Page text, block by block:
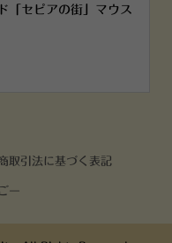
「セピアの街」マウス
取引法に基づく表記
ー